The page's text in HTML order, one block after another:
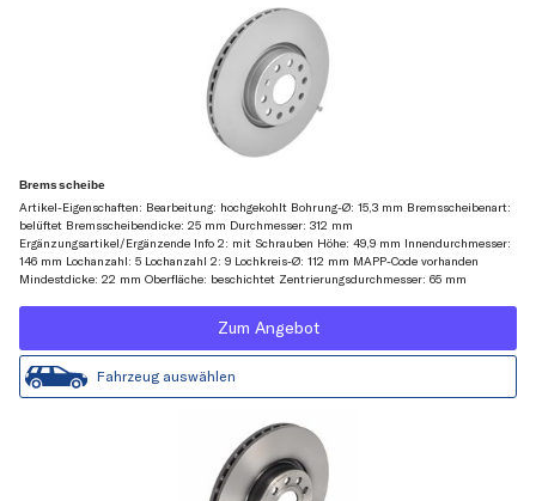
Bremsscheibe
Artikel-Eigenschaften: Bearbeitung: hochgekohlt Bohrung-Ø: 15,3 mm Bremsscheibenart:
belüftet Bremsscheibendicke: 25 mm Durchmesser: 312 mm
Ergänzungsartikel/Ergänzende Info 2: mit Schrauben Höhe: 49,9 mm Innendurchmesser:
146 mm Lochanzahl: 5 Lochanzahl 2: 9 Lochkreis-Ø: 112 mm MAPP-Code vorhanden
Mindestdicke: 22 mm Oberfläche: beschichtet Zentrierungsdurchmesser: 65 mm
Zum Angebot
Fahrzeug auswählen